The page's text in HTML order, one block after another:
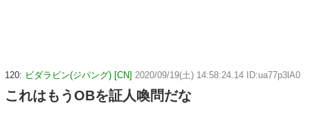
120: ビダラビン(ジパング) [CN] 2020/09/19(土) 14:58:24.14 ID:ua77p3lA0
これはもうOBを証人喚問だな